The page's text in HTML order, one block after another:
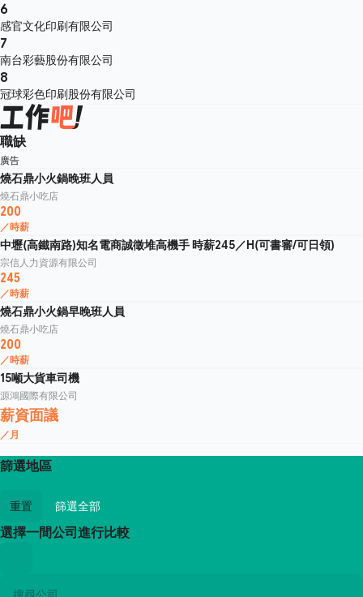
6
感官文化印刷有限公司
7
南台彩藝股份有限公司
8
冠球彩色印刷股份有限公司
職缺
廣告
燒石鼎小火鍋晚班人員
燒石鼎小吃店
200
／時薪
中壢(高鐵南路)知名電商誠徵堆高機手 時薪245／H(可書審/可日領)
宗信人力資源有限公司
245
／時薪
燒石鼎小火鍋早晚班人員
燒石鼎小吃店
200
／時薪
15噸大貨車司機
源鴻國際有限公司
薪資面議
／月
篩選地區
重置 篩選全部
選擇一間公司進行比較